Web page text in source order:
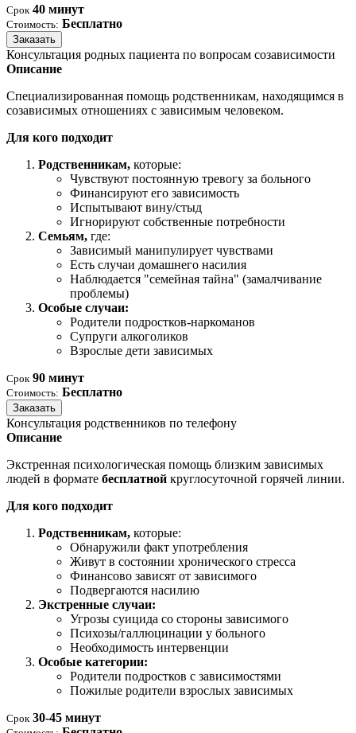
Срок 40 минут
Стоимость: Бесплатно
Заказать
Консультация родных пациента по вопросам созависимости
Описание
Специализированная помощь родственникам, находящимся в
созависимых отношениях с зависимым человеком.
Для кого подходит
Родственникам, которые:
Чувствуют постоянную тревогу за больного
Финансируют его зависимость
Испытывают вину/стыд
Игнорируют собственные потребности
Семьям, где:
Зависимый манипулирует чувствами
Есть случаи домашнего насилия
Наблюдается "семейная тайна" (замалчивание
проблемы)
Особые случаи:
Родители подростков-наркоманов
Супруги алкоголиков
Взрослые дети зависимых
Срок 90 минут
Стоимость: Бесплатно
Заказать
Консультация родственников по телефону
Описание
Экстренная психологическая помощь близким зависимых
людей в формате бесплатной круглосуточной горячей линии.
Для кого подходит
Родственникам, которые:
Обнаружили факт употребления
Живут в состоянии хронического стресса
Финансово зависят от зависимого
Подвергаются насилию
Экстренные случаи:
Угрозы суицида со стороны зависимого
Психозы/галлюцинации у больного
Необходимость интервенции
Особые категории:
Родители подростков с зависимостями
Пожилые родители взрослых зависимых
Срок 30-45 минут